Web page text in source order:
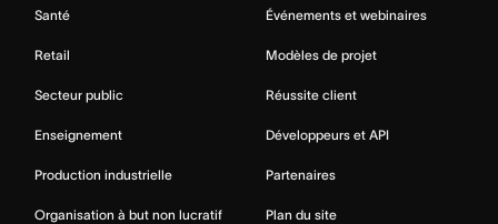
Santé
Retail
Secteur public
Enseignement
Production industrielle
Organisation à but non lucratif
Événements et webinaires
Modèles de projet
Réussite client
Développeurs et API
Partenaires
Plan du site